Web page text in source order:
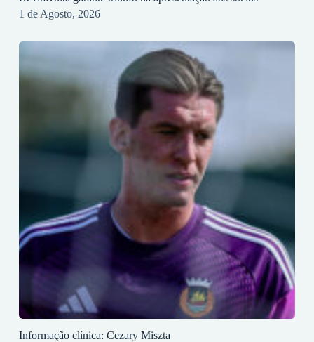
1 de Agosto, 2026
Informação clínica: Cezary Miszta